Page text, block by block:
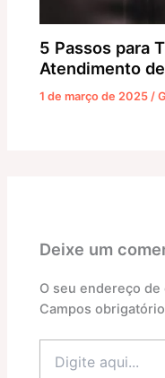
5 Passos para
Atendimento
1 de março de 2025 /
Deixe um
O seu endereço
Campos
aqui...